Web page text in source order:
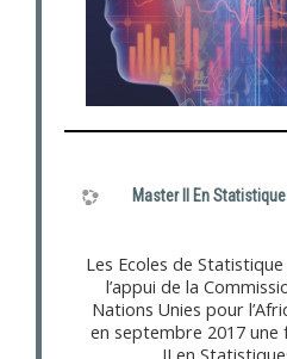
Master II En
Les Ecoles de
l’appui de la
Nations Unies pour
en septembre 2017